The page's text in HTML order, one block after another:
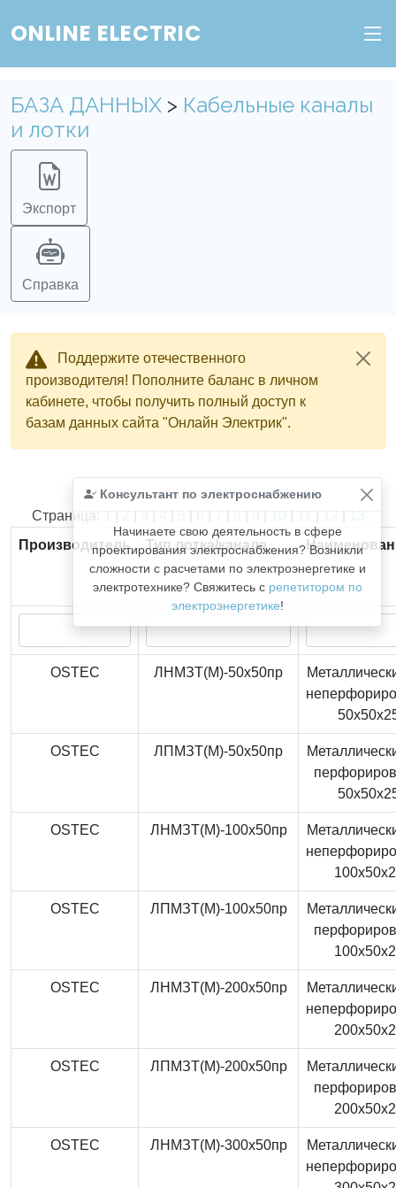
ONLINE ELECTRIC
БАЗА ДАННЫХ > Кабельные каналы
и лотки
Экспорт
Справка
Поддержите отечественного
производителя! Пополните баланс в личном
кабинете, чтобы получить полный доступ к
базам данных сайта "Онлайн Электрик".
Консультант по электроснабжению
Начинаете свою деятельность в сфере
проектирования электроснабжения? Возникли
сложности с расчетами по электроэнергетике и
электротехнике? Свяжитесь с репетитором по
электроэнергетике!
Найдено366из366записей.
Страница: 1 | 2 | 3 | 4 | 5 | 6 | 7 | 8 | 9 | 10 | 11 | 12 | 13
Производитель
Тип лотка/канала
OSTEC ЛНМЗТ(М)-50x50пр
OSTEC ЛПМЗТ(М)-50x50пр
OSTEC ЛНМЗТ(М)-100x50пр
OSTEC ЛПМЗТ(М)-100x50пр
OSTEC ЛНМЗТ(М)-200x50пр
OSTEC ЛПМЗТ(М)-200x50пр
OSTEC ЛНМЗТ(М)-300x50пр